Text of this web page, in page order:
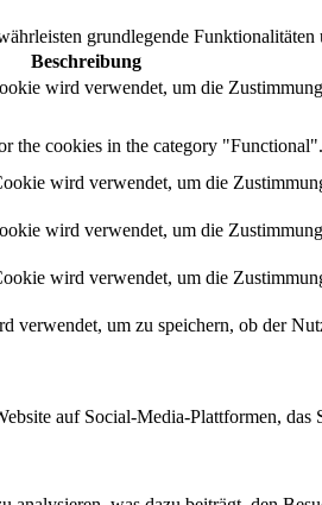
grundlegende Funktionalitäten
Beschreibung
wird verwendet, um die
the cookies in the category "Functional".
wird verwendet, um die
wird verwendet, um die
wird verwendet, um die
um zu speichern, ob der
auf Social-Media-Plattformen, das